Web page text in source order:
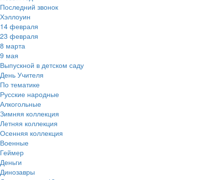
Последний звонок
Хэллоуин
14 февраля
23 февраля
8 марта
9 мая
Выпускной в детском саду
День Учителя
По тематике
Русские народные
Алкогольные
Зимняя коллекция
Летняя коллекция
Осенняя коллекция
Военные
Геймер
Деньги
Динозавры